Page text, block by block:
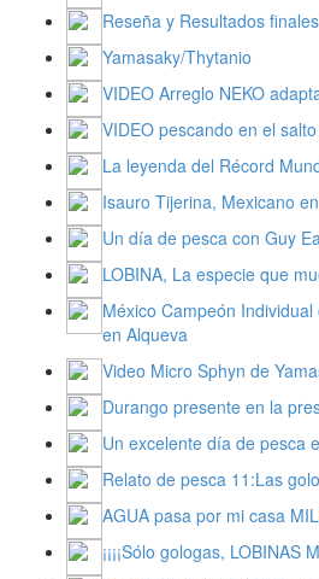
Reseña y Resultados
Yamasaky/Thytanio
VIDEO Arreglo NEKO
VIDEO pescando en el
La leyenda del Récord
Isauro Tijerina, Mexicano
Un día de pesca con Guy
LOBINA, La especie que
México Campeón
en Alqueva
Video Micro Sphyn de
Durango presente en la
Un excelente día de pesca
Relato de pesca 11:Las
AGUA pasa por mi casa
¡¡¡¡Sólo gologas, LOBINAS